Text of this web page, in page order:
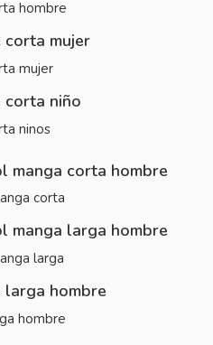
corta mujer
corta niño
manga corta hombre
manga larga hombre
larga hombre